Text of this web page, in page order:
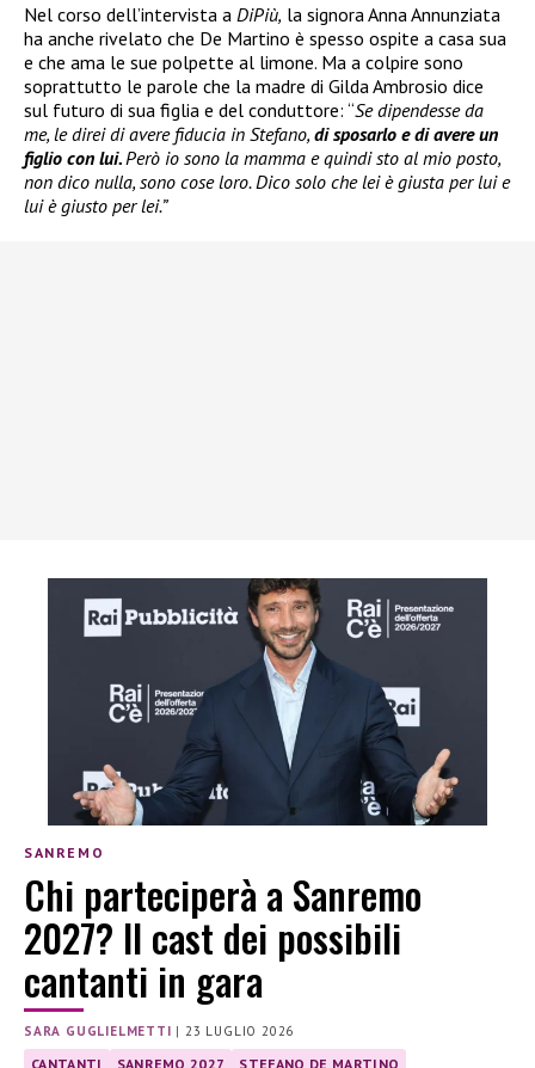
Nel corso dell’intervista a DiPiù, la signora Anna Annunziata
ha anche rivelato che De Martino è spesso ospite a casa sua
e che ama le sue polpette al limone. Ma a colpire sono
soprattutto le parole che la madre di Gilda Ambrosio dice
sul futuro di sua figlia e del conduttore: “Se dipendesse da
me, le direi di avere fiducia in Stefano, di sposarlo e di avere un
figlio con lui. Però io sono la mamma e quindi sto al mio posto,
non dico nulla, sono cose loro. Dico solo che lei è giusta per lui e
lui è giusto per lei.”
SANREMO
Chi parteciperà a Sanremo
2027? Il cast dei possibili
cantanti in gara
SARA GUGLIELMETTI |23 LUGLIO 2026
CANTANTI SANREMO 2027 STEFANO DE MARTINO